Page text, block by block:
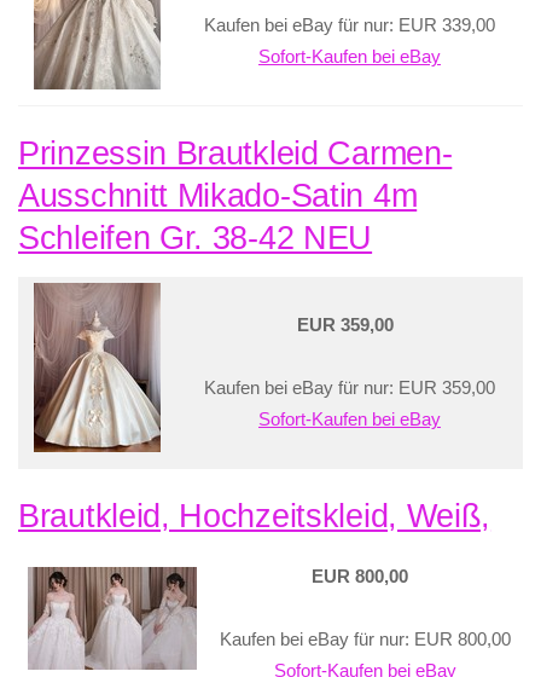
Kaufen bei eBay für nur: EUR 339,00
Sofort-Kaufen bei eBay
Prinzessin Brautkleid Carmen-
Ausschnitt Mikado-Satin 4m
Schleifen Gr. 38-42 NEU
EUR 359,00
Kaufen bei eBay für nur: EUR 359,00
Sofort-Kaufen bei eBay
Brautkleid, Hochzeitskleid, Weiß,
EUR 800,00
Kaufen bei eBay für nur: EUR 800,00
Sofort-Kaufen bei eBay